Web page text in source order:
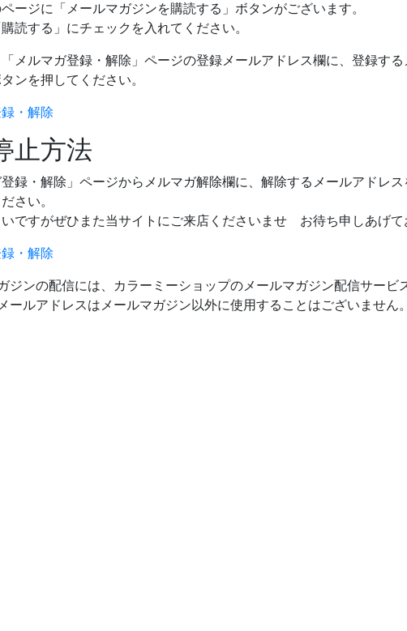
ージに「メールマガジンを購読する」ボタンがございます。
読する」にチェックを入れてください。
メルマガ登録・解除」ページの登録メールアドレス欄に、登録する
タンを押してください。
・解除
止方法
登録・解除」ページからメルマガ解除欄に、解除するメールアドレ
さい。
ですがぜひまた当サイトにご来店くださいませ お待ち申しあげて
・解除
ジンの配信には、カラーミーショップのメールマガジン配信サービ
ールアドレスはメールマガジン以外に使用することはございません。